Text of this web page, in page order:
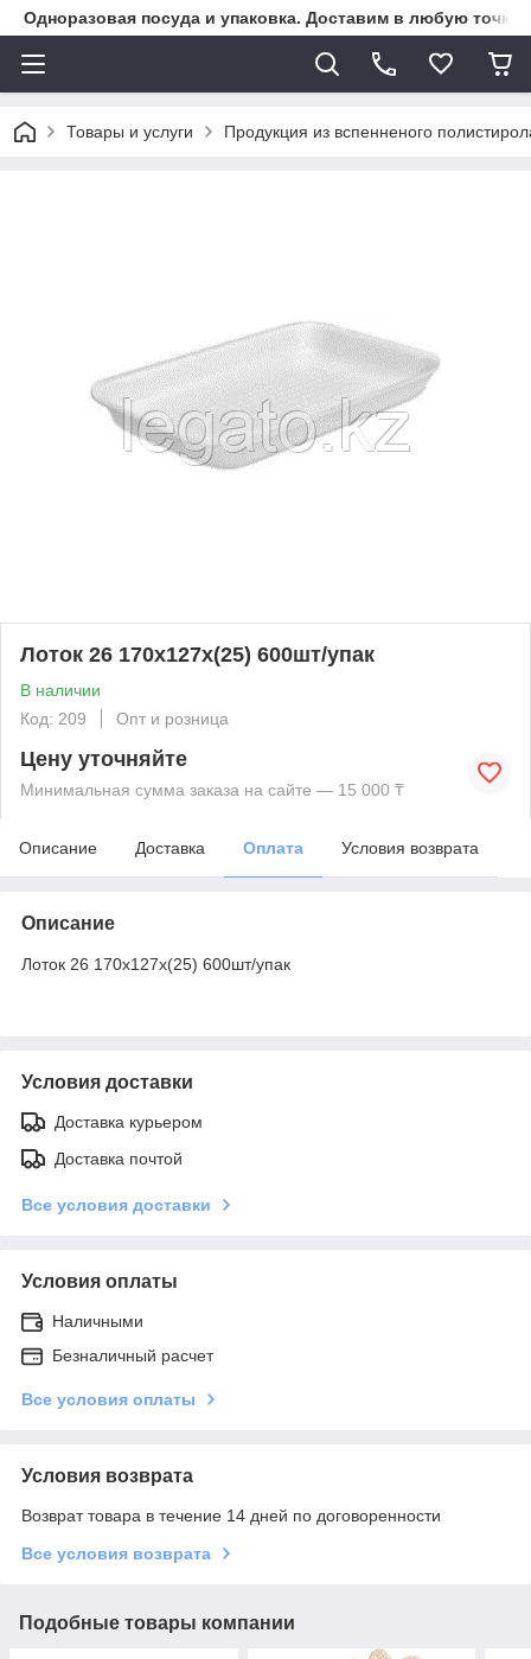
Одноразовая посуда и упаковка. Доставим в любую точку
Товары и услуги Продукция из вспенненого
Лоток 26 170х127х(25) 600шт/упак
В наличии
Код: 209
Опт и розница
Цену уточняйте
Минимальная сумма заказа на сайте — 15 000 ₸
Описание Доставка Оплата Условия возврата
Описание
Лоток 26 170х127х(25) 600шт/упак
Условия доставки
Доставка курьером
Доставка почтой
Все условия доставки
Условия оплаты
Наличными
Безналичный расчет
Все условия оплаты
Условия возврата
Возврат товара в течение 14 дней по договоренности
Все условия возврата
Подобные товары компании